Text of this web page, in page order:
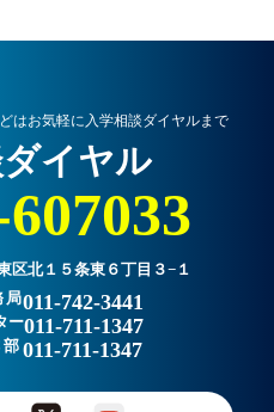
はお気軽に入学相談ダイヤルまで
イヤル
区北１５条東６丁目３−１
局011-742-3441
ー011-711-1347
部011-711-1347